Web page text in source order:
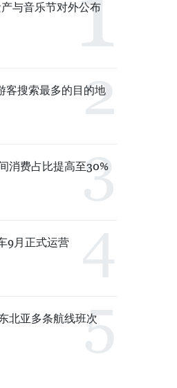
与音乐节对外公布
搜索最多的目的地
消费占比提高至30%
9月正式运营
北亚多条航线班次